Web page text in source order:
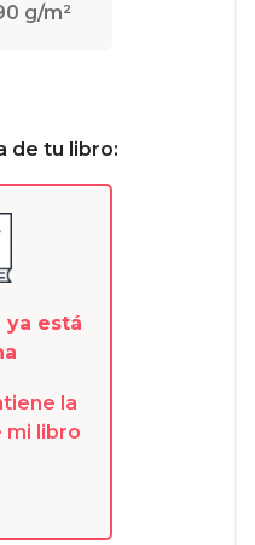
g/m²
de tu libro:
ya está
la
mi libro